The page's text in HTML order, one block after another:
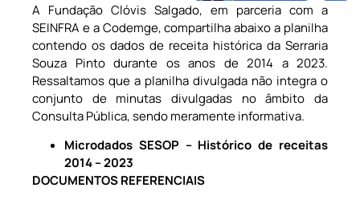
A Fundação Clóvis Salgado, em parceria com a
SEINFRA e a Codemge, compartilha abaixo a planilha
contendo os dados de receita histórica da Serraria
Souza Pinto durante os anos de 2014 a 2023.
Ressaltamos que a planilha divulgada não integra o
conjunto de minutas divulgadas no âmbito da
Consulta Pública, sendo meramente informativa.
Microdados SESOP – Histórico de receitas
2014 – 2023
DOCUMENTOS REFERENCIAIS